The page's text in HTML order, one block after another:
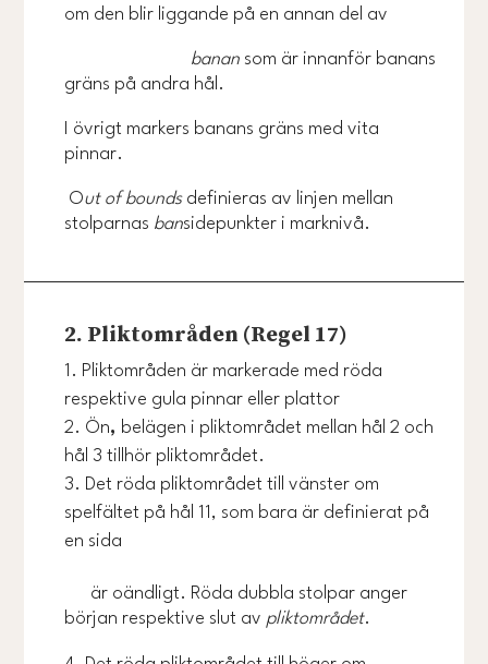
om den blir liggande på en annan del av
banan som är innanför banans
gräns på andra hål.
I övrigt markers banans gräns med vita
pinnar.
Out of bounds definieras av linjen mellan
stolparnas bansidepunkter i marknivå.
2. Pliktområden (Regel 17)
Pliktområden är markerade med röda
respektive gula pinnar eller plattor
Ön, belägen i pliktområdet mellan hål 2 och
hål 3 tillhör pliktområdet.
Det röda pliktområdet till vänster om
spelfältet på hål 11, som bara är definierat på
en sida
är oändligt. Röda dubbla stolpar anger
början respektive slut av pliktområdet.